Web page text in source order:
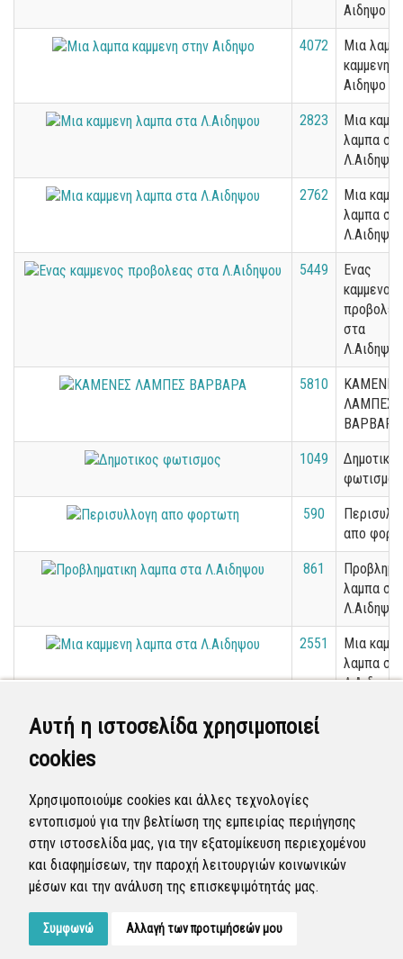
Αυτή η ιστοσελίδα χρησιμοποιεί
cookies
Χρησιμοποιούμε cookies και άλλες τεχνολογίες
εντοπισμού για την βελτίωση της εμπειρίας περιήγησης
στην ιστοσελίδα μας, για την εξατομίκευση περιεχομένου
και διαφημίσεων, την παροχή λειτουργιών κοινωνικών
μέσων και την ανάλυση της επισκεψιμότητάς μας.
Συμφωνώ Αλλαγή των προτιμήσεών μου
Αιδηψο
4072
Μια
καμμενη
Αιδηψο
2823
Μια
λαμπα
Λ.Αιδηψου
2762
Μια
λαμπα
Λ.Αιδηψου
5449
Ενας
καμμενος
στα
Λ.Αιδηψου
5810
ΚΑΜΕΝΕΣ
ΛΑΜΠΕΣ
ΒΑΡΒΑΡΑ
1049
Δημοτικος
φωτισμος
590
απο
861
λαμπα
Λ.Αιδηψου
2551
Μια
λαμπα
Λ.Αιδηψου
2074
397
« 1 2 3 4 5 6 7 8 9 10
Εμφανίζονται1-20από 4.811